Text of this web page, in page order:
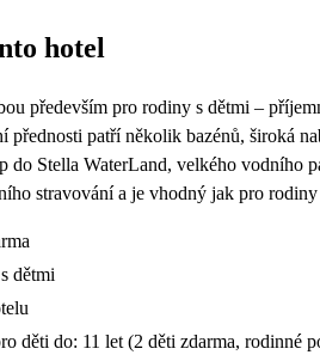
hotel
především pro rodiny s dětmi –
přednosti patří několik bazénů, široká
do Stella WaterLand, velkého
stravování a je vhodný jak pro
dětmi
děti do: 11 let (2 děti zdarma, rodinné